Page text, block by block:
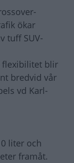
ökar
tuff SUV-
flexibilitet blir
bredvid vår
vd Karl-
liter och
framåt.